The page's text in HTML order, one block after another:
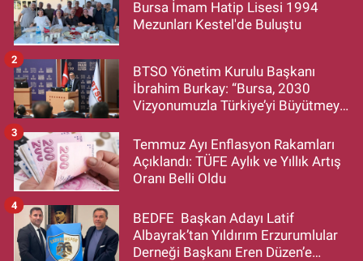
Bursa İmam Hatip Lisesi 1994
Mezunları Kestel'de Buluştu
BTSO Yönetim Kurulu Başkanı
İbrahim Burkay: “Bursa, 2030
Vizyonumuzla Türkiye’yi Büyütmeye
2
Temmuz Ayı Enflasyon Rakamları
Açıklandı: TÜFE Aylık ve Yıllık Artış
Oranı Belli Oldu
3
BEDFE Başkan Adayı Latif
Albayrak’tan Yıldırım Erzurumlular
Derneği Başkanı Eren Düzen’e
4